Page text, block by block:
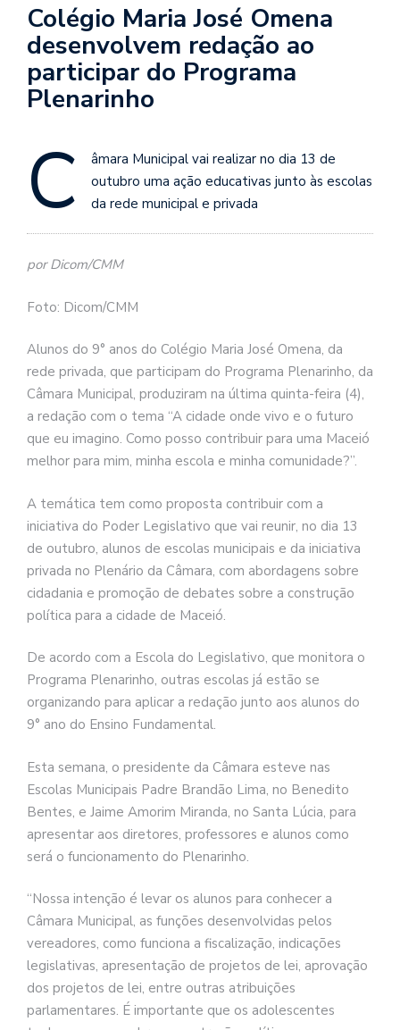
Colégio Maria José Omena
desenvolvem redação ao
participar do Programa
Plenarinho
C
âmara Municipal vai realizar no dia 13 de
outubro uma ação educativas junto às escolas
da rede municipal e privada
por Dicom/CMM
Foto: Dicom/CMM
Alunos do 9° anos do Colégio Maria José Omena, da
rede privada, que participam do Programa Plenarinho, da
Câmara Municipal, produziram na última quinta-feira (4),
a redação com o tema “A cidade onde vivo e o futuro
que eu imagino. Como posso contribuir para uma Maceió
melhor para mim, minha escola e minha comunidade?”.
A temática tem como proposta contribuir com a
iniciativa do Poder Legislativo que vai reunir, no dia 13
de outubro, alunos de escolas municipais e da iniciativa
privada no Plenário da Câmara, com abordagens sobre
cidadania e promoção de debates sobre a construção
política para a cidade de Maceió.
De acordo com a Escola do Legislativo, que monitora o
Programa Plenarinho, outras escolas já estão se
organizando para aplicar a redação junto aos alunos do
9° ano do Ensino Fundamental.
Esta semana, o presidente da Câmara esteve nas
Escolas Municipais Padre Brandão Lima, no Benedito
Bentes, e Jaime Amorim Miranda, no Santa Lúcia, para
apresentar aos diretores, professores e alunos como
será o funcionamento do Plenarinho.
“Nossa intenção é levar os alunos para conhecer a
Câmara Municipal, as funções desenvolvidas pelos
vereadores, como funciona a fiscalização, indicações
legislativas, apresentação de projetos de lei, aprovação
dos projetos de lei, entre outras atribuições
parlamentares. É importante que os adolescentes